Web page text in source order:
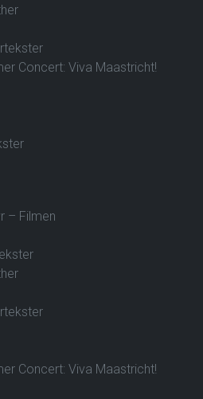
Concert: Viva Maastricht!
– Filmen
Concert: Viva Maastricht!